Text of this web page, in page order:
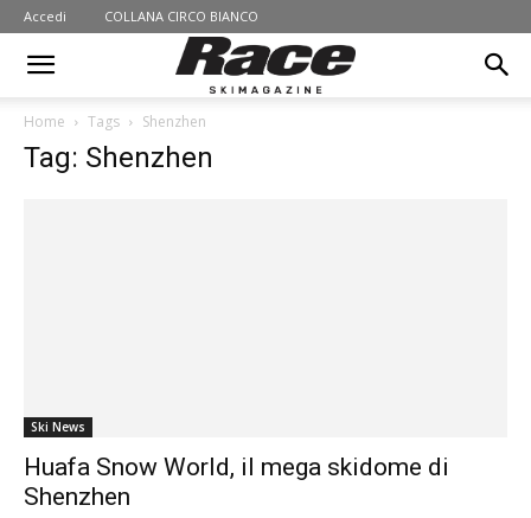
Accedi COLLANA CIRCO BIANCO
Home Tags Shenzhen
Tag: Shenzhen
Ski News
Huafa Snow World, il mega skidome di
Shenzhen